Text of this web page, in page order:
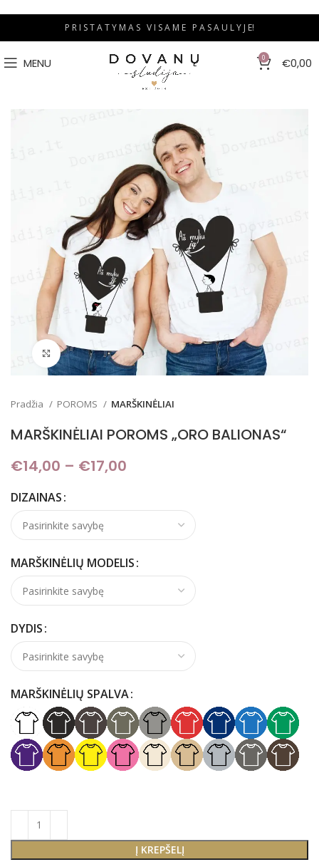
P R I S T A T Y M A S V I S A M E P A S A U L Y J E!
MENU 0 €0,00
Padidinti
Pradžia POROMS MARŠKINĖLIAI
MARŠKINĖLIAI POROMS „ORO BALIONAS“
€14,00 – €17,00
DIZAINAS
MARŠKINĖLIŲ MODELIS
DYDIS
MARŠKINĖLIŲ SPALVA
Į KREPŠELĮ